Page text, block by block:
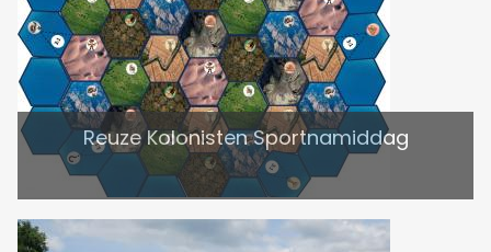
Reuze Kolonisten Sportnamiddag